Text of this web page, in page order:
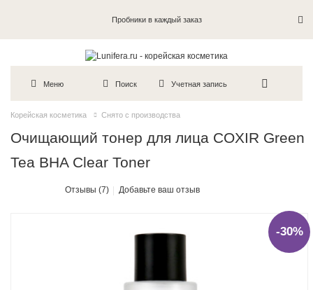
Пробники в каждый заказ
Меню Поиск Учетная запись
Корейская косметика Снято с производства
Очищающий тонер для лица COXIR Green
Tea BHA Clear Toner
Отзывы (7) Добавьте ваш отзыв
-30%